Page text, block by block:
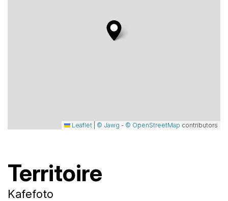
Territoire
Kafefoto
Leaflet © Jawg - © OpenStreetMap contributors